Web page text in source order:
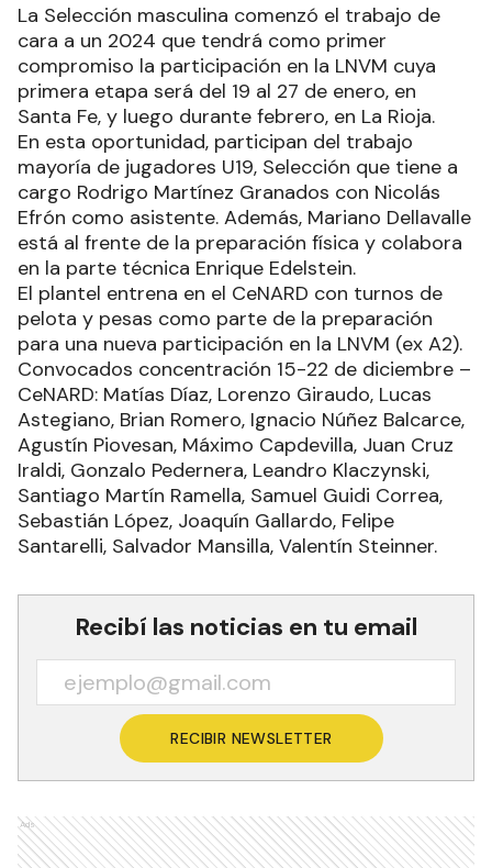
La Selección masculina comenzó el trabajo de
cara a un 2024 que tendrá como primer
compromiso la participación en la LNVM cuya
primera etapa será del 19 al 27 de enero, en
Santa Fe, y luego durante febrero, en La Rioja.
En esta oportunidad, participan del trabajo
mayoría de jugadores U19, Selección que tiene a
cargo Rodrigo Martínez Granados con Nicolás
Efrón como asistente. Además, Mariano Dellavalle
está al frente de la preparación física y colabora
en la parte técnica Enrique Edelstein.
El plantel entrena en el CeNARD con turnos de
pelota y pesas como parte de la preparación
para una nueva participación en la LNVM (ex A2).
Convocados concentración 15-22 de diciembre –
CeNARD: Matías Díaz, Lorenzo Giraudo, Lucas
Astegiano, Brian Romero, Ignacio Núñez Balcarce,
Agustín Piovesan, Máximo Capdevilla, Juan Cruz
Iraldi, Gonzalo Pedernera, Leandro Klaczynski,
Santiago Martín Ramella, Samuel Guidi Correa,
Sebastián López, Joaquín Gallardo, Felipe
Santarelli, Salvador Mansilla, Valentín Steinner.
Recibí las noticias en tu email
RECIBIR NEWSLETTER
Ads